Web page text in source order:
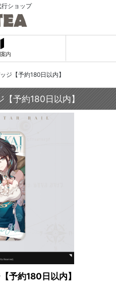
ショップ
内
【予約180日以内】
予約180日以内】
予約180日以内】